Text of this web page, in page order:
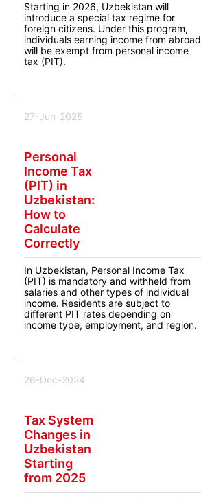
Starting in 2026, Uzbekistan will
introduce a special tax regime for
foreign citizens. Under this program,
individuals earning income from abroad
will be exempt from personal income
tax (PIT).
27-Jun-2025
Personal
Income Tax
(PIT) in
Uzbekistan:
How to
Calculate
Correctly
In Uzbekistan, Personal Income Tax
(PIT) is mandatory and withheld from
salaries and other types of individual
income. Residents are subject to
different PIT rates depending on
income type, employment, and region.
26-Dec-2024
Tax System
Changes in
Uzbekistan
Starting
from 2025